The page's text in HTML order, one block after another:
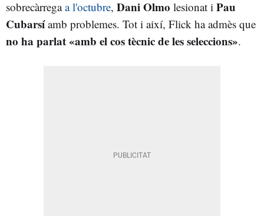
sobrecàrregaa l'octubre, Dani Olmo lesionat i Pau
Cubarsíamb problemes. Tot i així, Flick ha admès que
no ha parlat «amb el cos tècnic de les seleccions».